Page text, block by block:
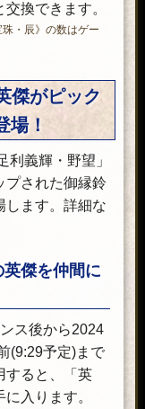
換できます。
・辰》の数はゲー
傑がピック
場！
利義輝・野望」
プされた御縁鈴
します。詳細な
英傑を仲間に
ス後から2024
(9:29予定)まで
すると、「英
入ります。